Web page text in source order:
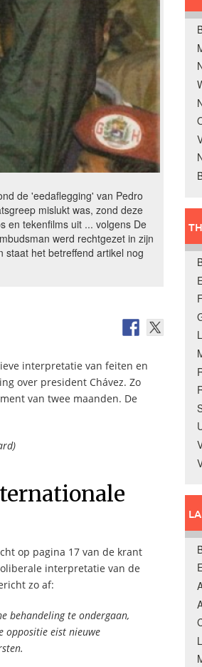
de 'eedaflegging' van Pedro
mislukt was, zond deze
en tekenfilms uit ... volgens De
werd rechtgezet in zijn
staat het betreffend artikel nog
interpretatie van feiten en
over president Chávez. Zo
van twee maanden. De
op pagina 17 van de krant
interpretatie van de
zo af:
behandeling te ondergaan,
oppositie eist nieuwe